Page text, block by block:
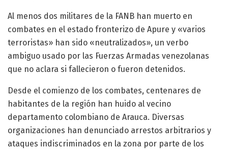
Al menos dos militares de la FANB han muerto en
combates en el estado fronterizo de Apure y «varios
terroristas» han sido «neutralizados», un verbo
ambiguo usado por las Fuerzas Armadas venezolanas
que no aclara si fallecieron o fueron detenidos.
Desde el comienzo de los combates, centenares de
habitantes de la región han huido al vecino
departamento colombiano de Arauca. Diversas
organizaciones han denunciado arrestos arbitrarios y
ataques indiscriminados en la zona por parte de los